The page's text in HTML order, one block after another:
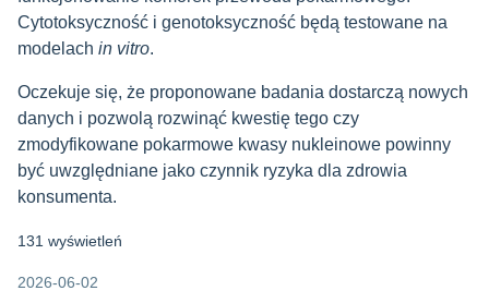
Cytotoksyczność i genotoksyczność będą testowane na
modelach in vitro.
Oczekuje się, że proponowane badania dostarczą nowych
danych i pozwolą rozwinąć kwestię tego czy
zmodyfikowane pokarmowe kwasy nukleinowe powinny
być uwzględniane jako czynnik ryzyka dla zdrowia
konsumenta.
131 wyświetleń
2026-06-02